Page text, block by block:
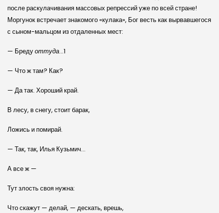
после раскулачивания массовых репрессий уже по всей стране!
Моргунок встречает знакомого «кулака», Бог весть как вырвавшегося
с сыном-мальцом из отдаленных мест:
— Бредуоттуда…1
— Что ж там? Как?
— Да так. Хороший край.
В лесу, в снегу, стоит барак,
Ложись и помирай.
— Так, так, Илья Кузьмич…
А все ж —
Тут злость своя нужна:
Что скажут — делай, — дескать, врешь,